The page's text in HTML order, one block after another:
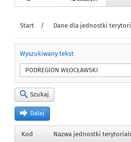
Start / Dane dla jednostki
Wyszukiwany tekst
Szukaj
Dalej
Kod Nazwa jednostki